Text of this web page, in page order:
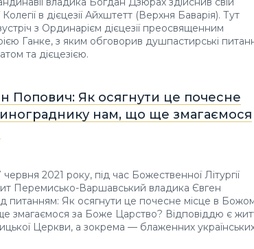
в дієцезії Айхштетт (Верхня Баварія). Тут
з Ординарієм дієцезії преосвященним
Ганке, з яким обговорив душпастирські
та дієцезією.
Попович: Як осягнути це почесне
нам, що ще змагаємося
2021 року, під час Божественної Літургії
Перемисько-Варшавський владика Євген
питанням: Як осягнути це почесне місце в
змагаємося за Боже Царство? Відповіддю є
Церкви, а зокрема — блаженних